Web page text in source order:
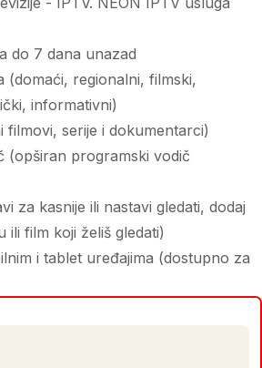
do 7 dana unazad
(domaći, regionalni, filmski,
informativni)
filmovi, serije i dokumentarci)
(opširan programski vodič
za kasnije ili nastavi gledati, dodaj
ili film koji želiš gledati)
i tablet uređajima (dostupno za